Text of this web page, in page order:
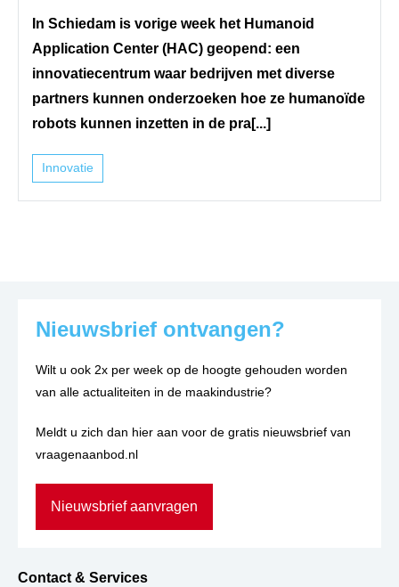
In Schiedam is vorige week het Humanoid
Application Center (HAC) geopend: een
innovatiecentrum waar bedrijven met diverse
partners kunnen onderzoeken hoe ze humanoïde
robots kunnen inzetten in de pra[...]
Innovatie
Nieuwsbrief ontvangen?
Wilt u ook 2x per week op de hoogte gehouden worden
van alle actualiteiten in de maakindustrie?
Meldt u zich dan hier aan voor de gratis nieuwsbrief van
vraagenaanbod.nl
Nieuwsbrief aanvragen
Contact & Services